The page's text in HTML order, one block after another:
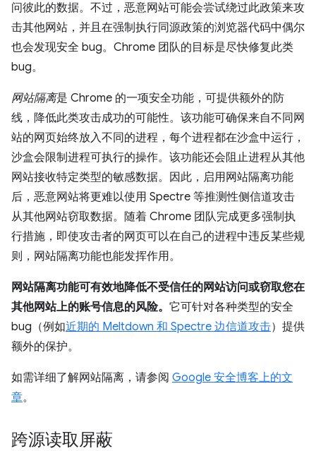
问彼此的数据。不过，恶意网站可能会尝试绕过此政策来攻
击其他网站，并且在强制执行同源政策的浏览器代码中偶尔
也会发现安全 bug。Chrome 团队的目标是尽快修复此类
bug。
网站隔离是 Chrome 的一项安全功能，可提供额外的防
线，降低此类攻击成功的可能性。该功能可确保来自不同网
站的网页始终放入不同的进程，每个进程都在沙盒中运行，
沙盒会限制进程可执行的操作。该功能还会阻止进程从其他
网站接收特定类型的敏感数据。因此，启用网站隔离功能
后，恶意网站将更难以使用 Spectre 等推测性侧信道攻击
从其他网站窃取数据。随着 Chrome 团队完成更多强制执
行措施，即使攻击者的网页可以在自己的进程中违反某些规
则，网站隔离功能也能发挥作用。
网站隔离功能可有效地降低不受信任的网站访问或窃取您在
其他网站上的账号信息的风险。 它可针对各种类型的安全
bug（例如近期的 Meltdown 和 Spectre 边信道攻击）提供
额外的保护。
如需详细了解网站隔离，请参阅 Google 安全博客上的文
章。
跨源读取屏蔽